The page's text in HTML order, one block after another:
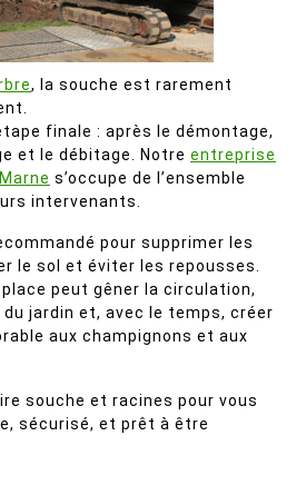
, la souche est rarement
finale : après le démontage,
et le débitage. Notre entreprise
s’occupe de l’ensemble
intervenants.
pour supprimer les
le sol et éviter les repousses.
peut gêner la circulation,
jardin et, avec le temps, créer
aux champignons et aux
souche et racines pour vous
sécurisé, et prêt à être